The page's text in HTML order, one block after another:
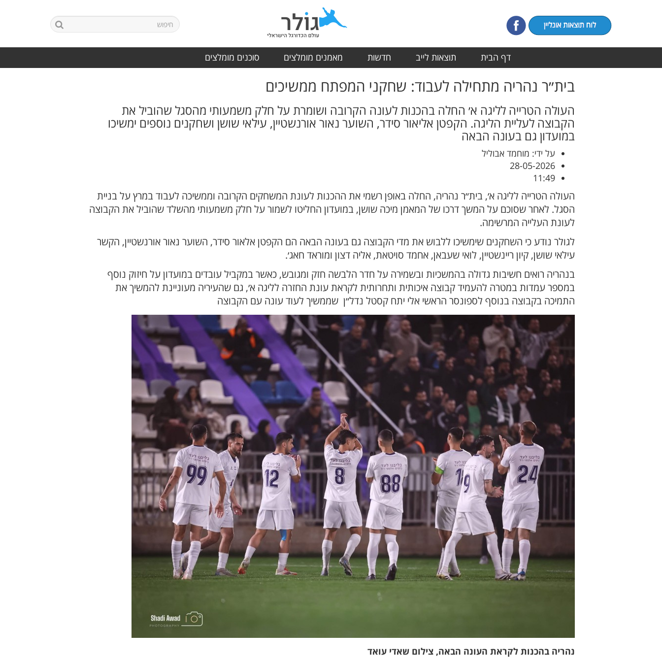
דף הבית תוצאות לייב חדשות מאמנים מומלצים סוכנים מומלצים
בית״ר נהריה מתחילה לעבוד: שחקני המפתח ממשיכים
העולה הטרייה לליגה א׳ החלה בהכנות לעונה הקרובה ושומרת על חלק משמעותי מהסגל שהוביל את
הקבוצה לעליית הליגה. הקפטן אליאור סידר, השוער נאור אורנשטיין, עילאי שושן ושחקנים נוספים ימשיכו
במועדון גם בעונה הבאה
על ידי: מוחמד אבוליל
28-05-2026
11:49
העולה הטרייה לליגה א׳, בית״ר נהריה, החלה באופן רשמי את ההכנות לעונת המשחקים הקרובה וממשיכה לעבוד במרץ על בניית
הסגל. לאחר שסוכם על המשך דרכו של המאמן מיכה שושן, במועדון החליטו לשמור על חלק משמעותי מהשלד שהוביל את הקבוצה
לעונת העלייה המרשימה.
לגולר נודע כי השחקנים שימשיכו ללבוש את מדי הקבוצה גם בעונה הבאה הם הקפטן אלאור סידר, השוער נאור אורנשטיין, הקשר
עילאי שושן, קיון ריינשטיין, לואי שעבאן, אחמד סויטאת, אליה דצון ומוראד חאג׳.
בנהריה רואים חשיבות גדולה בהמשכיות ובשמירה על חדר הלבשה חזק ומגובש, כאשר במקביל עובדים במועדון על חיזוק נוסף
במספר עמדות במטרה להעמיד קבוצה איכותית ותחרותית לקראת עונת החזרה לליגה א׳, גם שהעיריה מעוניינת להמשיך את
התמיכה בקבוצה בנוסף לספונסר הראשי אלי יתח קסטל נדל״ן שממשיך לעוד עונה עם הקבוצה
נהריה בהכנות לקראת העונה הבאה, צילום שאדי עואד